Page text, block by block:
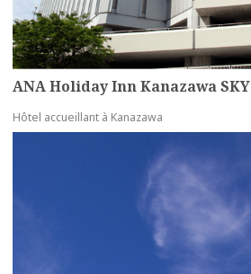
ANA Holiday Inn Kanazawa SKY
Hôtel accueillant à Kanazawa